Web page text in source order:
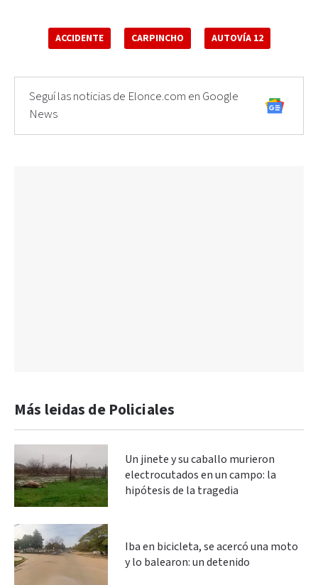
ACCIDENTE CARPINCHO AUTOVÍA 12
Seguí las noticias de Elonce.com en Google
News
Más leidas de Policiales
Un jinete y su caballo murieron
electrocutados en un campo: la
hipótesis de la tragedia
Iba en bicicleta, se acercó una moto
y lo balearon: un detenido